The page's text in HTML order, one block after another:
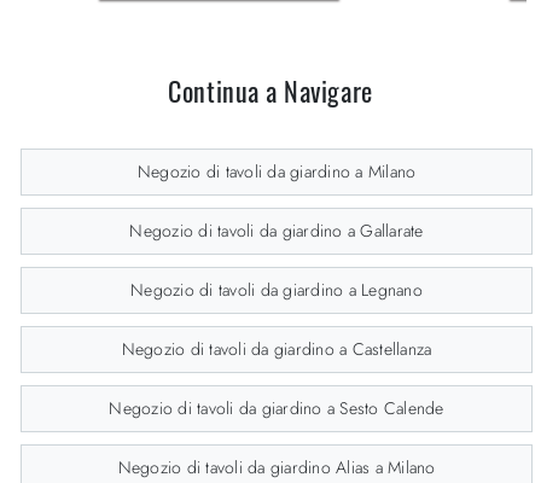
Continua a Navigare
Negozio di tavoli da giardino a Milano
Negozio di tavoli da giardino a Gallarate
Negozio di tavoli da giardino a Legnano
Negozio di tavoli da giardino a Castellanza
Negozio di tavoli da giardino a Sesto Calende
Negozio di tavoli da giardino Alias a Milano